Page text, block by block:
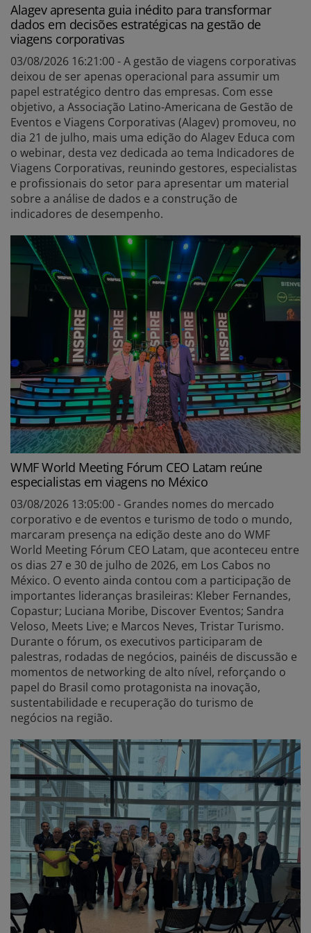
Alagev apresenta guia inédito para transformar
dados em decisões estratégicas na gestão de
viagens corporativas
03/08/2026 16:21:00 - A gestão de viagens corporativas
deixou de ser apenas operacional para assumir um
papel estratégico dentro das empresas. Com esse
objetivo, a Associação Latino-Americana de Gestão de
Eventos e Viagens Corporativas (Alagev) promoveu, no
dia 21 de julho, mais uma edição do Alagev Educa com
o webinar, desta vez dedicada ao tema Indicadores de
Viagens Corporativas, reunindo gestores, especialistas
e profissionais do setor para apresentar um material
sobre a análise de dados e a construção de
indicadores de desempenho.
WMF World Meeting Fórum CEO Latam reúne
especialistas em viagens no México
03/08/2026 13:05:00 - Grandes nomes do mercado
corporativo e de eventos e turismo de todo o mundo,
marcaram presença na edição deste ano do WMF
World Meeting Fórum CEO Latam, que aconteceu entre
os dias 27 e 30 de julho de 2026, em Los Cabos no
México. O evento ainda contou com a participação de
importantes lideranças brasileiras: Kleber Fernandes,
Copastur; Luciana Moribe, Discover Eventos; Sandra
Veloso, Meets Live; e Marcos Neves, Tristar Turismo.
Durante o fórum, os executivos participaram de
palestras, rodadas de negócios, painéis de discussão e
momentos de networking de alto nível, reforçando o
papel do Brasil como protagonista na inovação,
sustentabilidade e recuperação do turismo de
negócios na região.